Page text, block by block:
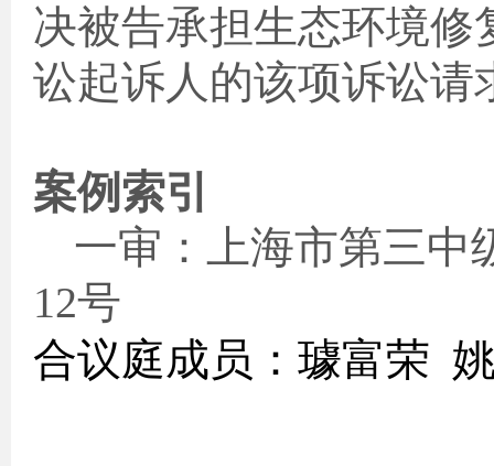
决被告承担生态环境
讼起诉人的该项诉讼请
案例索引
一审：上海市第三中
12号
合议庭成员：璩富荣